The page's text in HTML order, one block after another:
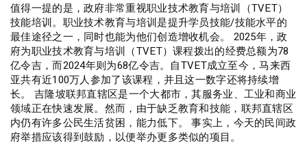
值得一提的是，政府非常重视职业技术教育与培训（TVET）
技能培训。职业技术教育与培训是提升学员技能/技能水平的
最佳途径之一，同时也能为他们创造增收机会。 2025年，政
府为职业技术教育与培训（TVET）课程拨出的经费总额为78
亿令吉，而2024年则为68亿令吉。自TVET成立至今，马来西
亚共有近100万人参加了该课程，并且这一数字还将持续增
长。 吉隆坡联邦直辖区是一个大都市，其服务业、工业和商业
领域正在快速发展。然而，由于缺乏教育和技能，联邦直辖区
内仍有许多公民生活贫困，能力低下。 事实上，今天的民间政
府举措应该得到鼓励，以便举办更多类似的项目。